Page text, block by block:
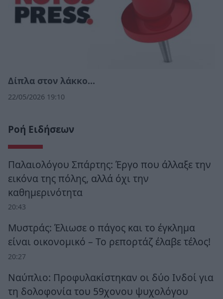
Δίπλα στον λάκκο…
22/05/2026 19:10
Ροή Ειδήσεων
Παλαιολόγου Σπάρτης: Έργο που άλλαξε την
εικόνα της πόλης, αλλά όχι την
καθημερινότητα
20:43
Μυστράς: Έλιωσε ο πάγος και το έγκλημα
είναι οικονομικό – Το ρεπορτάζ έλαβε τέλος!
20:27
Ναύπλιο: Προφυλακίστηκαν οι δύο Ινδοί για
τη δολοφονία του 59χονου ψυχολόγου